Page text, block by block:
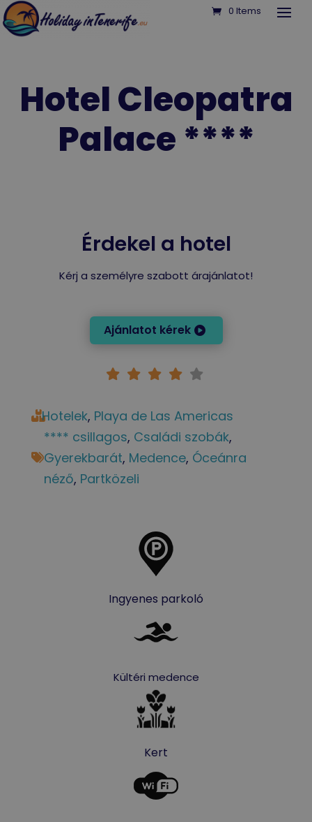
0 Items
Hotel Cleopatra
Palace ****
Érdekel a hotel
Kérj a személyre szabott árajánlatot!
Ajánlatot kérek
Hotelek, Playa de Las Americas
**** csillagos, Családi szobák
Gyerekbarát, Medence, Óceánra
néző, Partközeli
Ingyenes parkoló
Kültéri medence
Kert